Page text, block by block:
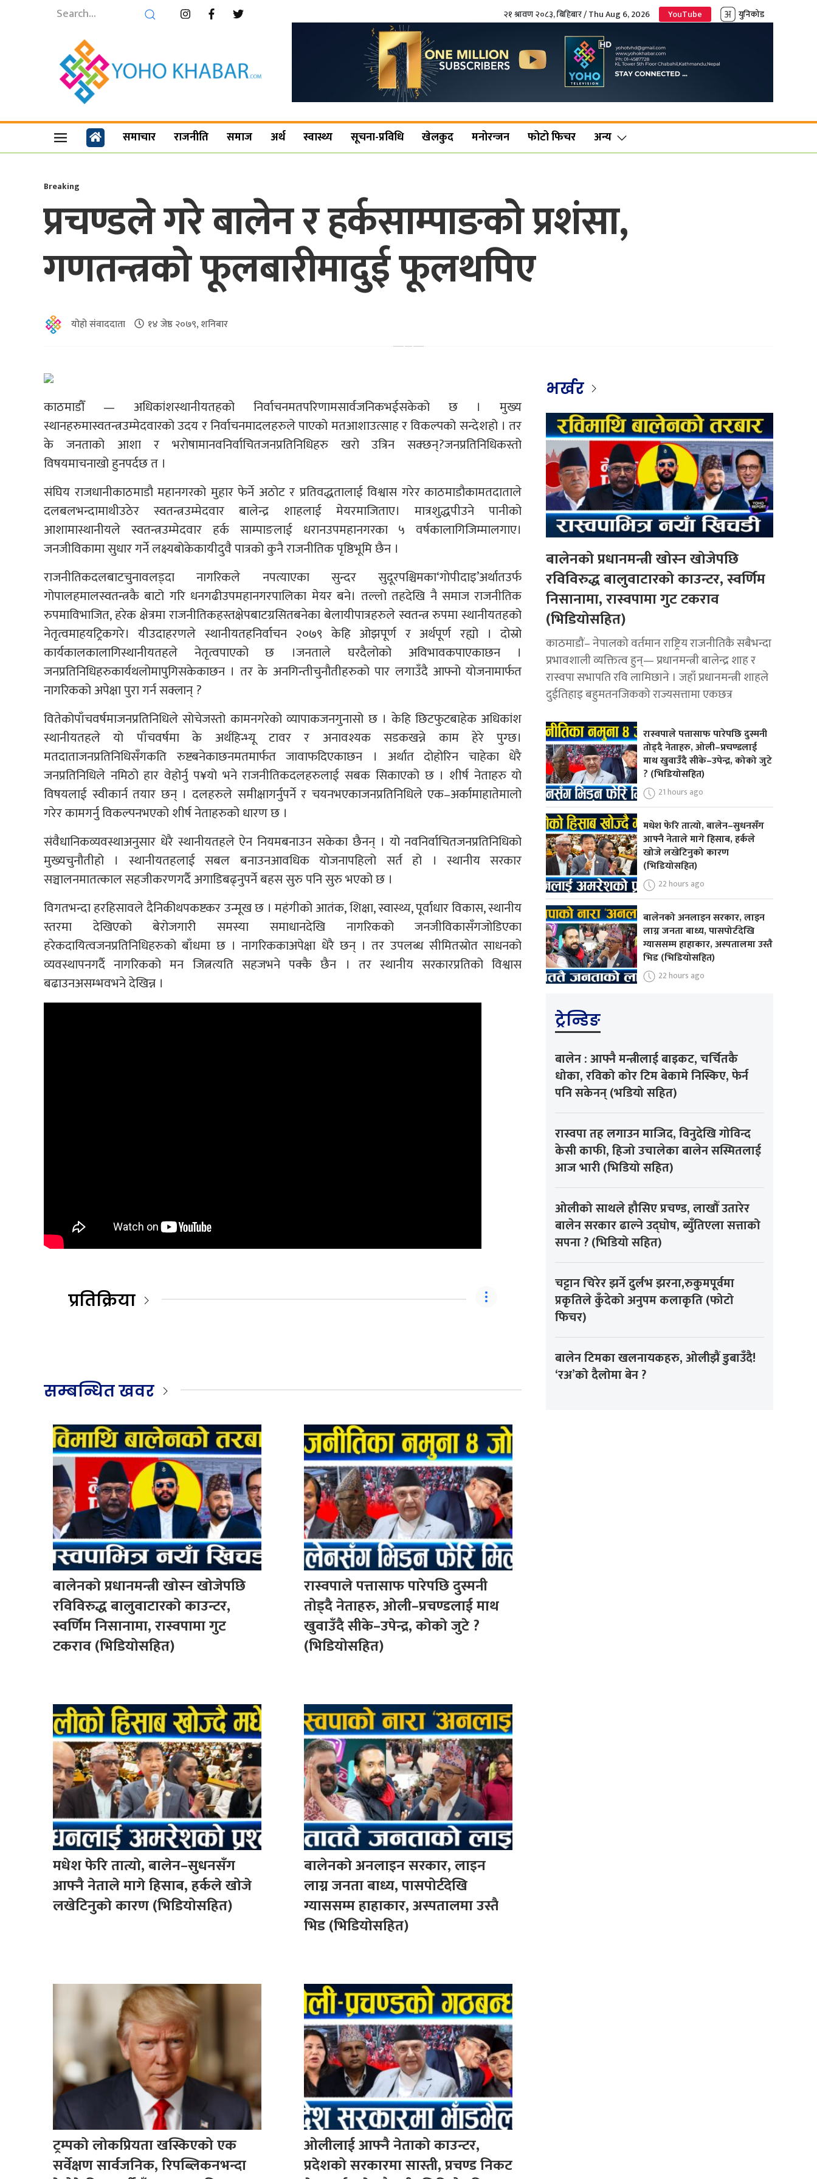
२१ श्रावण २०८३, बिहिबार / Thu Aug 6, 2026 YouTube युनिकोड
समाचार राजनीति समाज अर्थ स्वास्थ्य सूचना-प्रविधि खेलकुद मनोरन्जन फोटो फिचर अन्य
Breaking
प्रचण्डले गरे बालेन र हर्कसाम्पाङको प्रशंसा,
गणतन्त्रको फूलबारीमादुई फूलथपिए
योहो संवाददाता १४ जेष्ठ २०७९, शनिबार
काठमाडौँ — अधिकांशस्थानीयतहको निर्वाचनमतपरिणामसार्वजनिकभईसकेको छ । मुख्य
स्थानहरुमास्वतन्त्रउम्मेदवारको उदय र निर्वाचनमादलहरुले पाएको मतआशाउत्साह र विकल्पको सन्देशहो । तर
के जनताको आशा र भरोषामानवनिर्वाचितजनप्रतिनिधिहरु खरो उत्रिन सक्छन्?जनप्रतिनिधिकस्तो
विषयमाचनाखो हुनपर्दछ त ।
संघिय राजधानीकाठमाडौ महानगरको मुहार फेर्ने अठोट र प्रतिवद्धतालाई विश्वास गरेर काठमाडौकामतदाताले
दलबलभन्दामाथीउठेर स्वतन्त्रउम्मेदवार बालेन्द्र शाहलाई मेयरमाजिताए। मात्रशुद्धपीउने पानीको
आशामास्थानीयले स्वतन्त्रउम्मेदवार हर्क साम्पाङलाई धरानउपमहानगरका ५ वर्षकालागिजिम्मालगाए।
जनजीविकामा सुधार गर्ने लक्ष्यबोकेकायीदुवै पात्रको कुनै राजनीतिक पृष्ठिभूमि छैन ।
राजनीतिकदलबाटचुनावलड्दा नागरिकले नपत्याएका सुन्दर सुदूरपश्चिमका‘गोपीदाइ’अर्थातउर्फ
गोपालहमालस्वतन्त्रकै बाटो गरि धनगढीउपमहानगरपालिका मेयर बने। तल्लो तहदेखि नै समाज राजनीतिक
रुपमाविभाजित, हरेक क्षेत्रमा राजनीतिकहस्तक्षेपबाटग्रसितबनेका बेलायीपात्रहरुले स्वतन्त्र रुपमा स्थानीयतहको
नेतृत्वमाहयट्रिकगरे। यीउदाहरणले स्थानीयतहनिर्वाचन २०७९ केहि ओझपूर्ण र अर्थपूर्ण रह्यो । दोस्रो
कार्यकालकालागिस्थानीयतहले नेतृत्वपाएको छ ।जनताले घरदैलोको अविभावकपाएकाछन ।
जनप्रतिनिधिहरुकार्यथलोमापुगिसकेकाछन । तर के अनगिन्तीचुनौतीहरुको पार लगाउँदै आफ्नो योजनामार्फत
नागरिकको अपेक्षा पुरा गर्न सक्लान् ?
वितेकोपाँचवर्षमाजनप्रतिनिधिले सोचेजस्तो कामनगरेको व्यापाकजनगुनासो छ । केहि छिटफुटबाहेक अधिकांश
स्थानीयतहले यो पाँचवर्षमा के अर्थहिन्भ्यू टावर र अनावश्यक सडकखन्ने काम हेरे पुग्छ।
मतदाताजनप्रतिनिधिसँगकति रुष्टबनेकाछनमतमार्फत जावाफदिएकाछन । अर्थात दोहोरिन चाहेका धेरै
जनप्रतिनिधिले नमिठो हार वेहोर्नु प¥यो भने राजनीतिकदलहरुलाई सबक सिकाएको छ । शीर्ष नेताहरु यो
विषयलाई स्वीकार्न तयार छन् । दलहरुले समीक्षागर्नुपर्ने र चयनभएकाजनप्रतिनिधिले एक–अर्कामाहातेमालो
गरेर कामगर्नु विकल्पनभएको शीर्ष नेताहरुको धारण छ ।
संवैधानिकव्यवस्थाअनुसार धेरै स्थानीयतहले ऐन नियमबनाउन सकेका छैनन् । यो नवनिर्वाचितजनप्रतिनिधिको
मुख्यचुनौतीहो । स्थानीयतहलाई सबल बनाउनआवधिक योजनापहिलो सर्त हो । स्थानीय सरकार
सञ्चालनमातत्काल सहजीकरणगर्दै अगाडिबढ्नुपर्ने बहस सुरु पनि सुरु भएको छ ।
विगतभन्दा हरहिसावले दैनिकीथपकष्टकर उन्मूख छ । महंगीको आतंक, शिक्षा, स्वास्थ्य, पूर्वाधार विकास, स्थानीय
स्तरमा देखिएको बेरोजगारी समस्या समाधानदेखि नागरिकको जनजीविकासँगजोडिएका
हरेकदायित्वजनप्रतिनिधिहरुको बाँधमा छ । नागरिककाअपेक्षा धेरै छन् । तर उपलब्ध सीमितस्रोत साधनको
व्यवस्थापनगर्दै नागरिकको मन जित्नत्यति सहजभने पक्कै छैन । तर स्थानीय सरकारप्रतिको विश्वास
बढाउनअसम्भवभने देखिन्न ।
प्रतिक्रिया
सम्बन्धित खवर
बालेनको प्रधानमन्त्री खोस्न खोजेपछि
रविविरुद्ध बालुवाटारको काउन्टर,
स्वर्णिम निसानामा, रास्वपामा गुट
टकराव (भिडियोसहित)
रास्वपाले पत्तासाफ पारेपछि दुस्मनी
तोड्दै नेताहरु, ओली–प्रचण्डलाई माथ
खुवाउँदै सीके–उपेन्द्र, कोको जुटे ?
(भिडियोसहित)
मधेश फेरि तात्यो, बालेन–सुधनसँग
आफ्नै नेताले मागे हिसाब, हर्कले खोजे
लखेटिनुको कारण (भिडियोसहित)
बालेनको अनलाइन सरकार, लाइन
लाग्न जनता बाध्य, पासपोर्टदेखि
ग्याससम्म हाहाकार, अस्पतालमा उस्तै
भिड (भिडियोसहित)
ट्रम्पको लोकप्रियता खस्किएको एक
सर्वेक्षण सार्वजनिक, रिपब्लिकनभन्दा
ओलीलाई आफ्नै नेताको काउन्टर,
प्रदेशको सरकारमा सास्ती, प्रचण्ड निकट
भर्खर
बालेनको प्रधानमन्त्री खोस्न खोजेपछि
रविविरुद्ध बालुवाटारको काउन्टर, स्वर्णिम
निसानामा, रास्वपामा गुट टकराव
(भिडियोसहित)
काठमाडौं– नेपालको वर्तमान राष्ट्रिय राजनीतिकै सबैभन्दा
प्रभावशाली व्यक्तित्व हुन्— प्रधानमन्त्री बालेन्द्र शाह र
रास्वपा सभापति रवि लामिछाने । जहाँ प्रधानमन्त्री शाहले
दुईतिहाइ बहुमतनजिकको राज्यसत्तामा एकछत्र
रास्वपाले पत्तासाफ पारेपछि दुस्मनी
तोड्दै नेताहरु, ओली–प्रचण्डलाई
माथ खुवाउँदै सीके–उपेन्द्र, कोको जुटे
? (भिडियोसहित)
21 hours ago
मधेश फेरि तात्यो, बालेन–सुधनसँग
आफ्नै नेताले मागे हिसाब, हर्कले
खोजे लखेटिनुको कारण
(भिडियोसहित)
22 hours ago
बालेनको अनलाइन सरकार, लाइन
लाग्न जनता बाध्य, पासपोर्टदेखि
ग्याससम्म हाहाकार, अस्पतालमा उस्तै
भिड (भिडियोसहित)
22 hours ago
ट्रेन्डिङ
बालेन : आफ्नै मन्त्रीलाई बाइकट, चर्चितकै
धोका, रविको कोर टिम बेकामे निस्किए, फेर्न
पनि सकेनन् (भडियो सहित)
रास्वपा तह लगाउन माजिद, विनुदेखि गोविन्द
केसी काफी, हिजो उचालेका बालेन सस्मितलाई
आज भारी (भिडियो सहित)
ओलीको साथले हौसिए प्रचण्ड, लाखौँ उतारेर
बालेन सरकार ढाल्ने उद्घोष, ब्युँतिएला सत्ताको
सपना ? (भिडियो सहित)
चट्टान चिरेर झर्ने दुर्लभ झरना,रुकुमपूर्वमा
प्रकृतिले कुँदेको अनुपम कलाकृति (फोटो
फिचर)
बालेन टिमका खलनायकहरु, ओलीझैं डुबाउँदै!
‘रअ’को दैलोमा बेन ?